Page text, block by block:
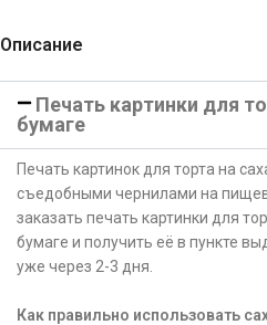
Описание
Печать картинки для
бумаге
Печать картинок для торта на
съедобными чернилами на
заказать печать картинки для
бумаге и получить её в пункте
уже через 2-3 дня.
Как правильно использовать